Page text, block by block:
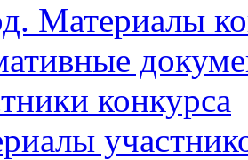
Материалы
конкурса